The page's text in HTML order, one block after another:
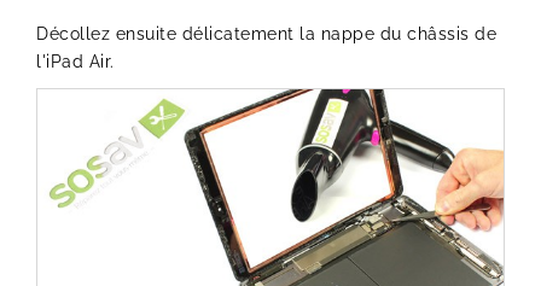
Décollez ensuite délicatement la nappe du châssis de
l'iPad Air.